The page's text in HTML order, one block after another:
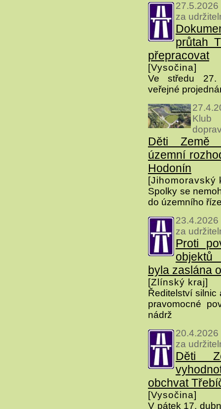
za
průtah
přepracovat
[Vysočina]
Ve středu 27.
veřejné
Klub
Děti Země
územní
Hodonín
[Jihomoravský
Spolky se
do územního
za
Proti
objektů
byla zaslána
[Zlínský kraj]
Ředitelství
pravomocné
nádrž
za
Děti
obchvat
[Vysočina]
V pátek 17.